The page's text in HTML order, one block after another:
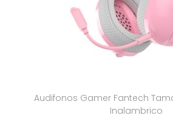
Audifonos Gamer Fantech
Inalambrico